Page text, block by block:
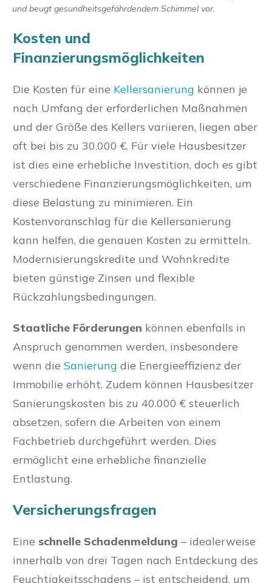
und beugt gesundheitsgefährdendem Schimmel vor.
Kosten und
Finanzierungsmöglichkeiten
Die Kosten für eine Kellersanierung können je
nach Umfang der erforderlichen Maßnahmen
und der Größe des Kellers variieren, liegen aber
oft bei bis zu 30.000 €. Für viele Hausbesitzer
ist dies eine erhebliche Investition, doch es gibt
verschiedene Finanzierungsmöglichkeiten, um
diese Belastung zu minimieren. Ein
Kostenvoranschlag für die Kellersanierung
kann helfen, die genauen Kosten zu ermitteln.
Modernisierungskredite und Wohnkredite
bieten günstige Zinsen und flexible
Rückzahlungsbedingungen.
Staatliche Förderungen können ebenfalls in
Anspruch genommen werden, insbesondere
wenn die Sanierung die Energieeffizienz der
Immobilie erhöht. Zudem können Hausbesitzer
Sanierungskosten bis zu 40.000 € steuerlich
absetzen, sofern die Arbeiten von einem
Fachbetrieb durchgeführt werden. Dies
ermöglicht eine erhebliche finanzielle
Entlastung.
Versicherungsfragen
Eine schnelle Schadenmeldung – idealerweise
innerhalb von drei Tagen nach Entdeckung des
Feuchtigkeitsschadens – ist entscheidend, um